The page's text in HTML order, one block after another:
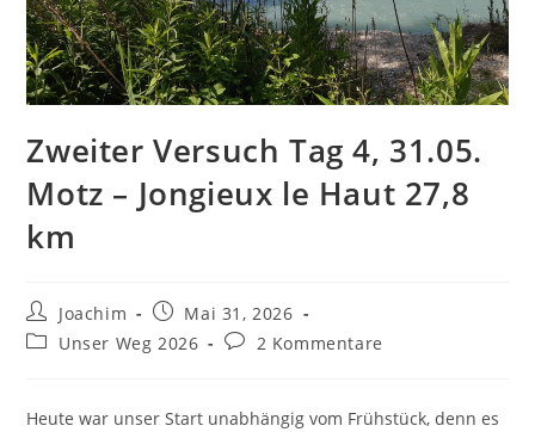
Zweiter Versuch Tag 4, 31.05.
Motz – Jongieux le Haut 27,8
km
Beitrags-
Autor:
Joachim
Beitrag
veröffentlicht:
Mai 31, 2026
Beitrags-
Unser Weg 2026
Beitrags-
2 Kommentare
Heute war unser Start unabhängig vom Frühstück, denn es